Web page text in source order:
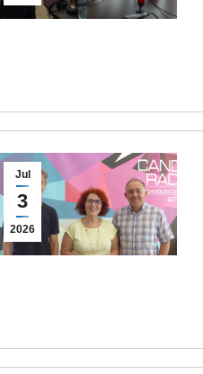
Jul
3
2026